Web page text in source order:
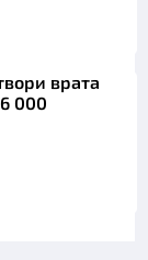
врата
000